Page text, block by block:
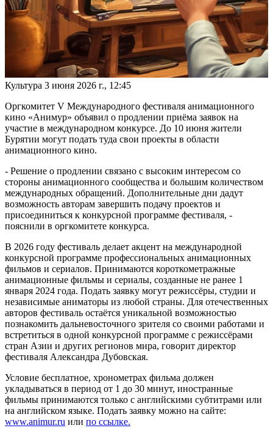
Культура 3 июня 2026 г., 12:45
Оргкомитет V Международного фестиваля анимационного
кино «Анимур» объявил о продлении приёма заявок на
участие в международном конкурсе. До 10 июня жители
Бурятии могут подать туда свои проекты в области
анимационного кино.
- Решение о продлении связано с высоким интересом со
стороны анимационного сообщества и большим количеством
международных обращений. Дополнительные дни дадут
возможность авторам завершить подачу проектов и
присоединиться к конкурсной программе фестиваля, -
пояснили в оргкомитете конкурса.
В 2026 году фестиваль делает акцент на международной
конкурсной программе профессиональных анимационных
фильмов и сериалов. Принимаются короткометражные
анимационные фильмы и сериалы, созданные не ранее 1
января 2024 года. Подать заявку могут режиссёры, студии и
независимые аниматоры из любой страны. Для отечественных
авторов фестиваль остаётся уникальной возможностью
познакомить дальневосточного зрителя со своими работами и
встретиться в одной конкурсной программе с режиссёрами
стран Азии и других регионов мира, говорит директор
фестиваля Александра Дубовская.
Условие бесплатное, хронометрах фильма должен
укладываться в период от 1 до 30 минут, иностранные
фильмы принимаются только с английскими субтитрами или
на английском языке. Подать заявку можно на сайте:
www.animur.ru или по ссылке.